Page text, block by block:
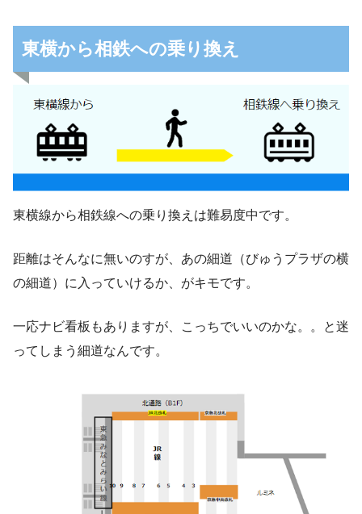
東横から相鉄への乗り換え
東横線から相鉄線への乗り換えは難易度中です。
距離はそんなに無いのすが、あの細道（びゅうプラザの横
の細道）に入っていけるか、がキモです。
一応ナビ看板もありますが、こっちでいいのかな。。と迷
ってしまう細道なんです。